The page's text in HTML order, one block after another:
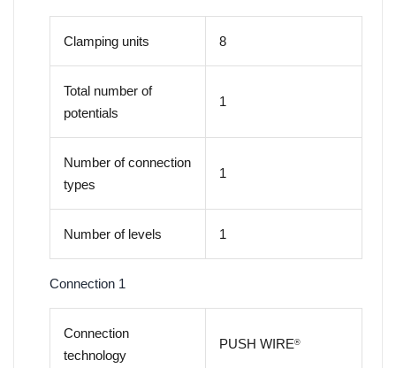
Clamping units 8
Total number of
potentials
1
Number of connection
types
1
Number of levels 1
Connection 1
Connection
technology
PUSH WIRE®